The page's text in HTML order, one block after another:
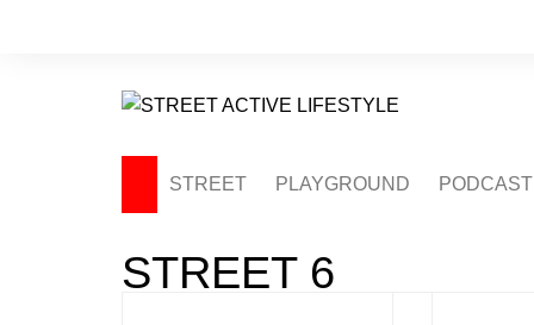
STREET PLAYGROUND PODCAST
STREET 6